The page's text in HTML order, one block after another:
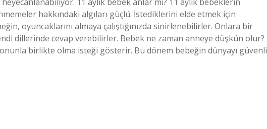
hakkındaki algıları güçlü. İstediklerini elde etmek için
oyuncaklarını almaya çalıştığınızda sinirlenebilirler. Onlara bir
dillerinde cevap verebilirler. Bebek ne zaman anneye düşkün olur?
birlikte olma isteği gösterir. Bu dönem bebeğin dünyayı güvenli